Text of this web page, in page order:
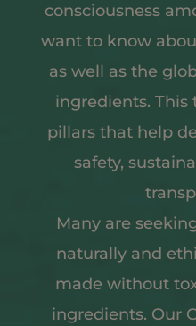
consciousness
want to know
as well as the
ingredients. This
pillars that help
safety,
Many are
naturally and
made without
ingredients. Our